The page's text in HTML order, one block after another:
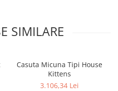
la 150 kg (în modul treaptă).
ani (10–30 kg).
SIMILARE
Casuta Micuna Tipi House
Kittens
3.106,34 Lei